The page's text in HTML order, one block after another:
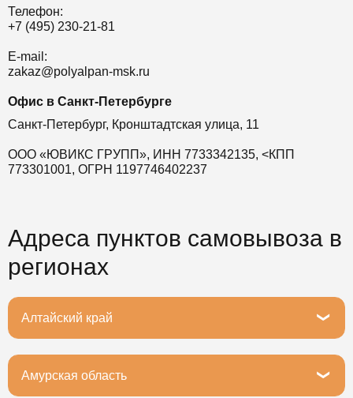
Телефон:
+7 (495) 230-21-81
E-mail:
zakaz@polyalpan-msk.ru
Офис в Санкт-Петербурге
Санкт-Петербург, Кронштадтская улица, 11
ООО «ЮВИКС ГРУПП», ИНН 7733342135, <КПП
773301001, ОГРН 1197746402237
Адреса пунктов самовывоза в
регионах
Алтайский край
Барнаул, Северо-Западная улица, 171
Амурская область